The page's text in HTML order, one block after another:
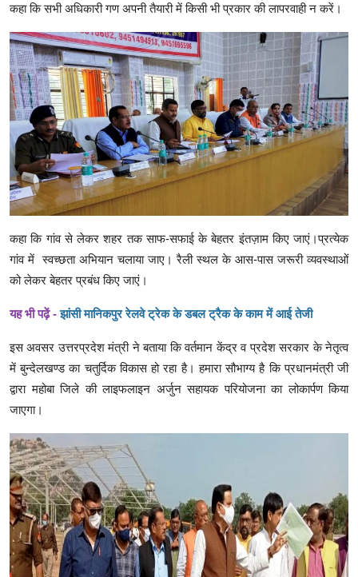
कहा कि सभी अधिकारी गण अपनी तैयारी में किसी भी प्रकार की लापरवाही न करें।
कहा कि गांव से लेकर शहर तक साफ-सफाई के बेहतर इंतज़ाम किए जाएं।प्रत्येक
गांव में स्वच्छता अभियान चलाया जाए। रैली स्थल के आस-पास जरूरी व्यवस्थाओं
को लेकर बेहतर प्रबंध किए जाएं।
यह भी पढ़ें -झांसी मानिकपुर रेलवे ट्रेक के डबल ट्रैक के काम में आई तेजी
इस अवसर उत्तरप्रदेश मंत्री ने बताया कि वर्तमान केंद्र व प्रदेश सरकार के नेतृत्व
में बुन्देलखण्ड का चतुर्दिक विकास हो रहा है। हमारा सौभाग्य है कि प्रधानमंत्री जी
द्वारा महोबा जिले की लाइफलाइन अर्जुन सहायक परियोजना का लोकार्पण किया
जाएगा।